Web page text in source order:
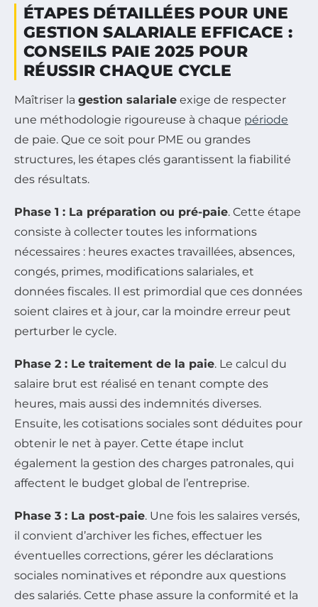
ÉTAPES DÉTAILLÉES POUR UNE
GESTION SALARIALE EFFICACE :
CONSEILS PAIE 2025 POUR
RÉUSSIR CHAQUE CYCLE
Maîtriser la gestion salariale exige de respecter
une méthodologie rigoureuse à chaque période
de paie. Que ce soit pour PME ou grandes
structures, les étapes clés garantissent la fiabilité
des résultats.
Phase 1 : La préparation ou pré-paie. Cette étape
consiste à collecter toutes les informations
nécessaires : heures exactes travaillées, absences,
congés, primes, modifications salariales, et
données fiscales. Il est primordial que ces données
soient claires et à jour, car la moindre erreur peut
perturber le cycle.
Phase 2 : Le traitement de la paie. Le calcul du
salaire brut est réalisé en tenant compte des
heures, mais aussi des indemnités diverses.
Ensuite, les cotisations sociales sont déduites pour
obtenir le net à payer. Cette étape inclut
également la gestion des charges patronales, qui
affectent le budget global de l’entreprise.
Phase 3 : La post-paie. Une fois les salaires versés,
il convient d’archiver les fiches, effectuer les
éventuelles corrections, gérer les déclarations
sociales nominatives et répondre aux questions
des salariés. Cette phase assure la conformité et la